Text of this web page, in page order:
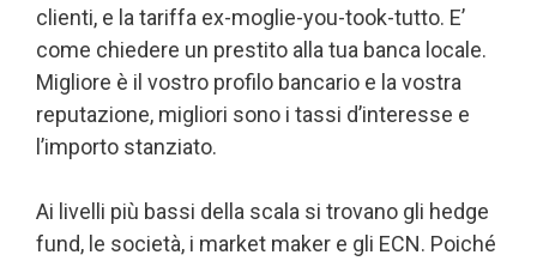
clienti, e la tariffa ex-moglie-you-took-tutto. E’
come chiedere un prestito alla tua banca locale.
Migliore è il vostro profilo bancario e la vostra
reputazione, migliori sono i tassi d’interesse e
l’importo stanziato.
Ai livelli più bassi della scala si trovano gli hedge
fund, le società, i market maker e gli ECN. Poiché